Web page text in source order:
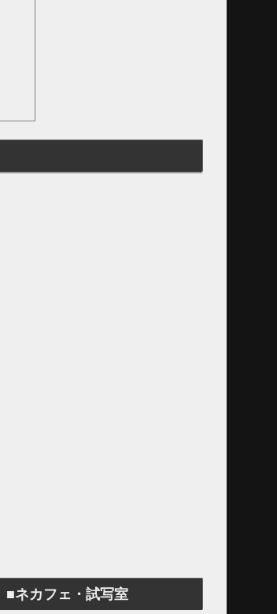
■ネカフェ・試写室